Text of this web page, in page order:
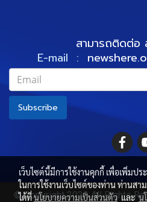
สามารถติดต่อ
E-mail :
Subscribe
© Copyright 2022 All Rights
เว็บไซต์นี้มีการใช้งานคุกกี้ เพื่อเพิ่ม
ในการใช้งานเว็บไซต์ของท่าน ท่านสา
ได้ที่นโยบายความเป็นส่วนตัวและน